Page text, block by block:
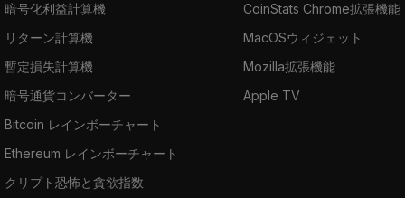
暗号化利益計算機
リターン計算機
暫定損失計算機
暗号通貨コンバーター
Bitcoin レインボーチャート
Ethereum レインボーチャート
クリプト恐怖と貪欲指数
CoinStats Chrome拡張機能
MacOSウィジェット
Mozilla拡張機能
Apple TV